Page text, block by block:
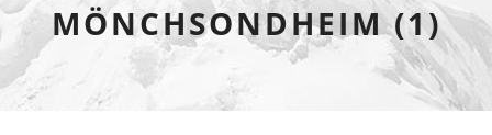
MÖNCHSONDHEIM (1)